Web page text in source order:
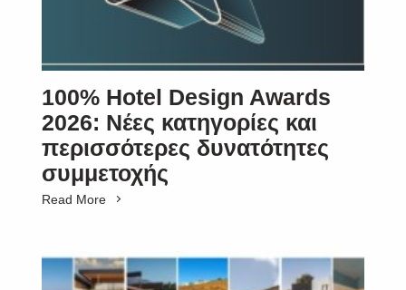
100% Hotel Design Awards
2026: Νέες κατηγορίες και
περισσότερες δυνατότητες
συμμετοχής
Read More